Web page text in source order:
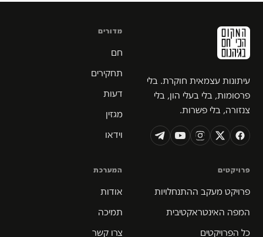
עיתונות עצמאית חוקרת. בלי
פרסומות, בלי בעלי הון, בלי
צנזורה, בלי פשרות.
מדורים
חם
תחקירים
דעות
מגזין
וידאו
פרויקטים
פרויקט מעקב ההתנחלויות
המפה האינטראקטיבית
כל הפרויקטים
המערכת
אודות
תמיכה
צרו קשר